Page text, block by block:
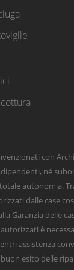
con
né
autonomia.
dalle case
Garanzia delle
è
assistenza
esito delle